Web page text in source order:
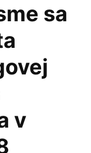
sa
v